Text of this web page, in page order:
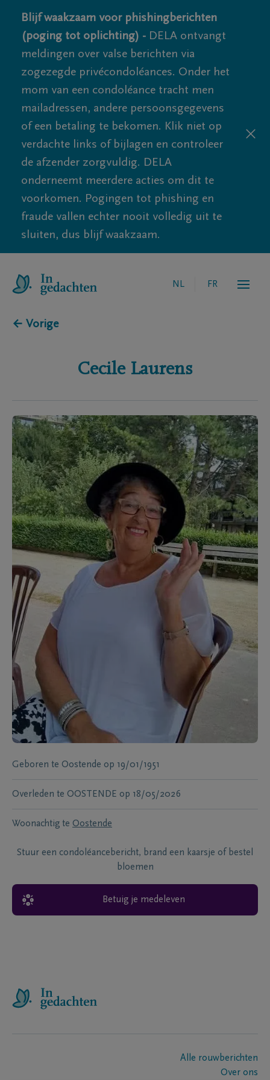
Blijf waakzaam voor phishingberichten
(poging tot oplichting) - DELA ontvangt
meldingen over valse berichten via
zogezegde privécondoléances. Onder het
mom van een condoléance tracht men
mailadressen, andere persoonsgegevens
of een betaling te bekomen. Klik niet op
verdachte links of bijlagen en controleer
de afzender zorgvuldig. DELA
onderneemt meerdere acties om dit te
voorkomen. Pogingen tot phishing en
fraude vallen echter nooit volledig uit te
sluiten, dus blijf waakzaam.
NL FR
← Vorige
Cecile Laurens
Geboren te Oostende op 19/01/1951
Overleden te OOSTENDE op 18/05/2026
Woonachtig te Oostende
Stuur een condoléancebericht, brand een kaarsje of bestel
bloemen
Betuig je medeleven
Alle rouwberichten
Over ons